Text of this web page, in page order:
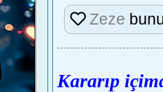
Zeze
Kararıp